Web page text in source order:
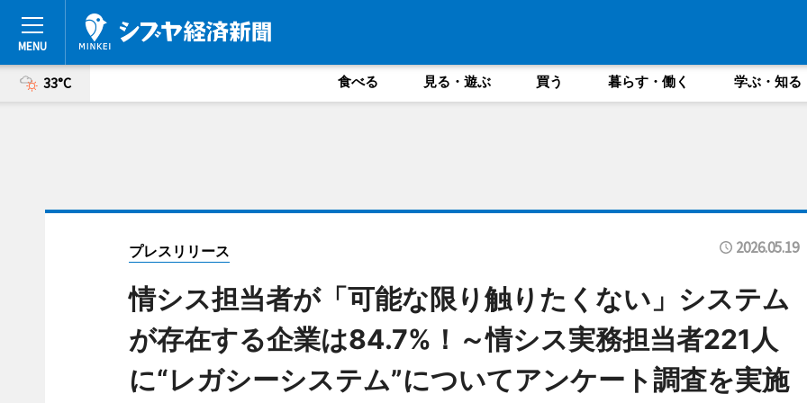
33°C 食べる 見る・遊ぶ 買う 暮らす・働く 学ぶ・知る
プレスリリース 2026.05.19
情シス担当者が「可能な限り触りたくない」システム
が存在する企業は84.7%！～情シス実務担当者221人
に“レガシーシステム”についてアンケート調査を実施